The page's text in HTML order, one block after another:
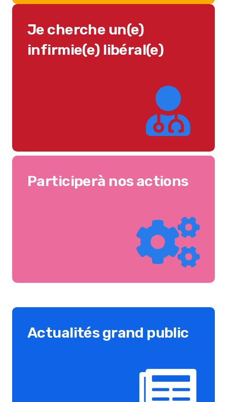
Je cherche un(e)
infirmie(e) libéral(e)
Participerà nos actions
Actualités grand public